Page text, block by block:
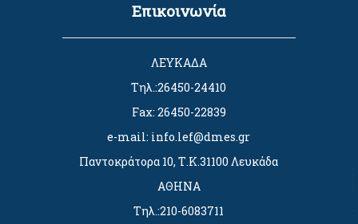
Επικοινωνία
ΛΕΥΚΑΔΑ
Τηλ.:26450-24410
Fax: 26450-22839
e-mail: info.lef@dmes.gr
Παντοκράτορα 10, Τ.Κ.31100 Λευκάδα
ΑΘΗΝΑ
Τηλ.:210-6083711